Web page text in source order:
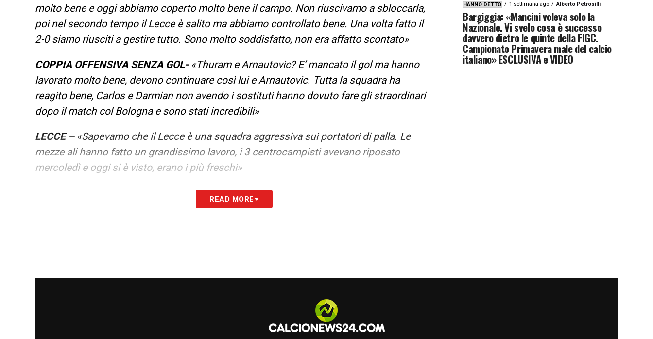
molto bene e oggi abbiamo coperto molto bene il campo. Non riuscivamo a sbloccarla,
poi nel secondo tempo il Lecce è salito ma abbiamo controllato bene. Una volta fatto il
2-0 siamo riusciti a gestire tutto. Sono molto soddisfatto, non era affatto scontato»
COPPIA OFFENSIVA SENZA GOL-«Thuram e Arnautovic? E’ mancato il gol ma hanno
lavorato molto bene, devono continuare così lui e Arnautovic. Tutta la squadra ha
reagito bene, Carlos e Darmian non avendo i sostituti hanno dovuto fare gli straordinari
dopo il match col Bologna e sono stati incredibili»
LECCE – «Sapevamo che il Lecce è una squadra aggressiva sui portatori di palla. Le
mezze ali hanno fatto un grandissimo lavoro, i 3 centrocampisti avevano riposato
mercoledì e oggi si è visto, erano i più freschi»
«Arnautovic è stato bravissimo, l’unico dispiacere è che non abbia fatto
gol. Deve stare sereno e continuare a lavorare così. E’ molto apprezzato da tutti, staff
meglio. In silenzio, sempre meglio, sta meritando tutto quello che sta ottenendo. Pavard
schierato. Spero possa ritagliarsi molte soddisfazioni come stasera»
READ MORE
HANNO DETTO 1 settimana ago Alberto Petrosilli
Bargiggia: «Mancini voleva solo la
Nazionale. Vi svelo cosa è successo
davvero dietro le quinte della FIGC.
Campionato Primavera male del calcio
italiano» ESCLUSIVA e VIDEO